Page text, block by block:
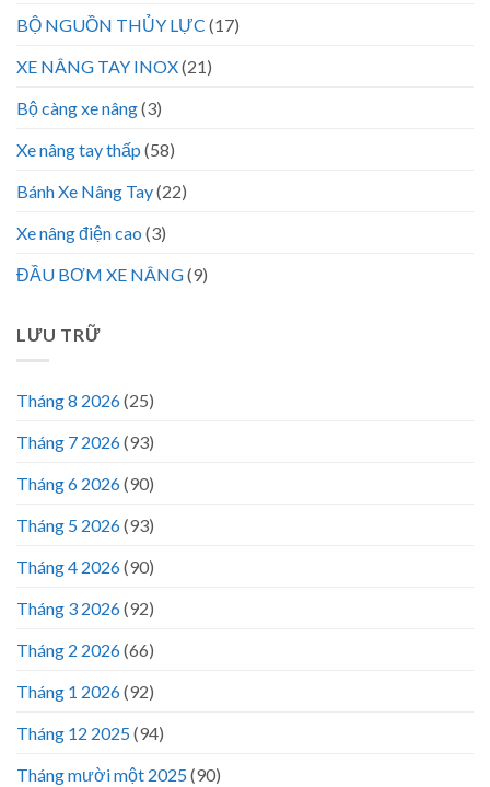
BỘ NGUỒN THỦY LỰC (17)
XE NÂNG TAY INOX(21)
Bộ càng xe nâng(3)
Xe nâng tay thấp (58)
Bánh Xe Nâng Tay(22)
Xe nâng điện cao (3)
ĐẦU BƠM XE NÂNG(9)
LƯU TRỮ
Tháng 8 2026(25)
Tháng 7 2026(93)
Tháng 6 2026(90)
Tháng 5 2026(93)
Tháng 4 2026(90)
Tháng 3 2026(92)
Tháng 2 2026(66)
Tháng 1 2026(92)
Tháng 12 2025(94)
Tháng mười một 2025(90)